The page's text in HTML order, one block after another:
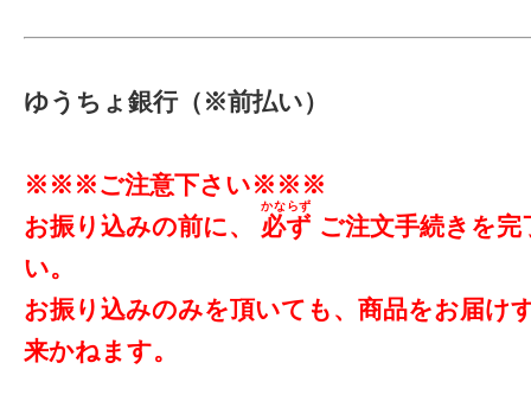
ゆうちょ銀行（※前払い）
※※※ご注意下さい※※※
お振り込みの前に、 必ず
かならず
い。
お振り込みのみを頂いても、商品をお届け
来かねます。